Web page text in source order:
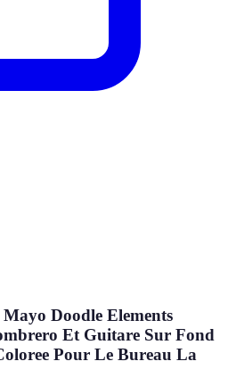
Mayo Doodle Elements
Et Guitare Sur Fond
Pour Le Bureau La